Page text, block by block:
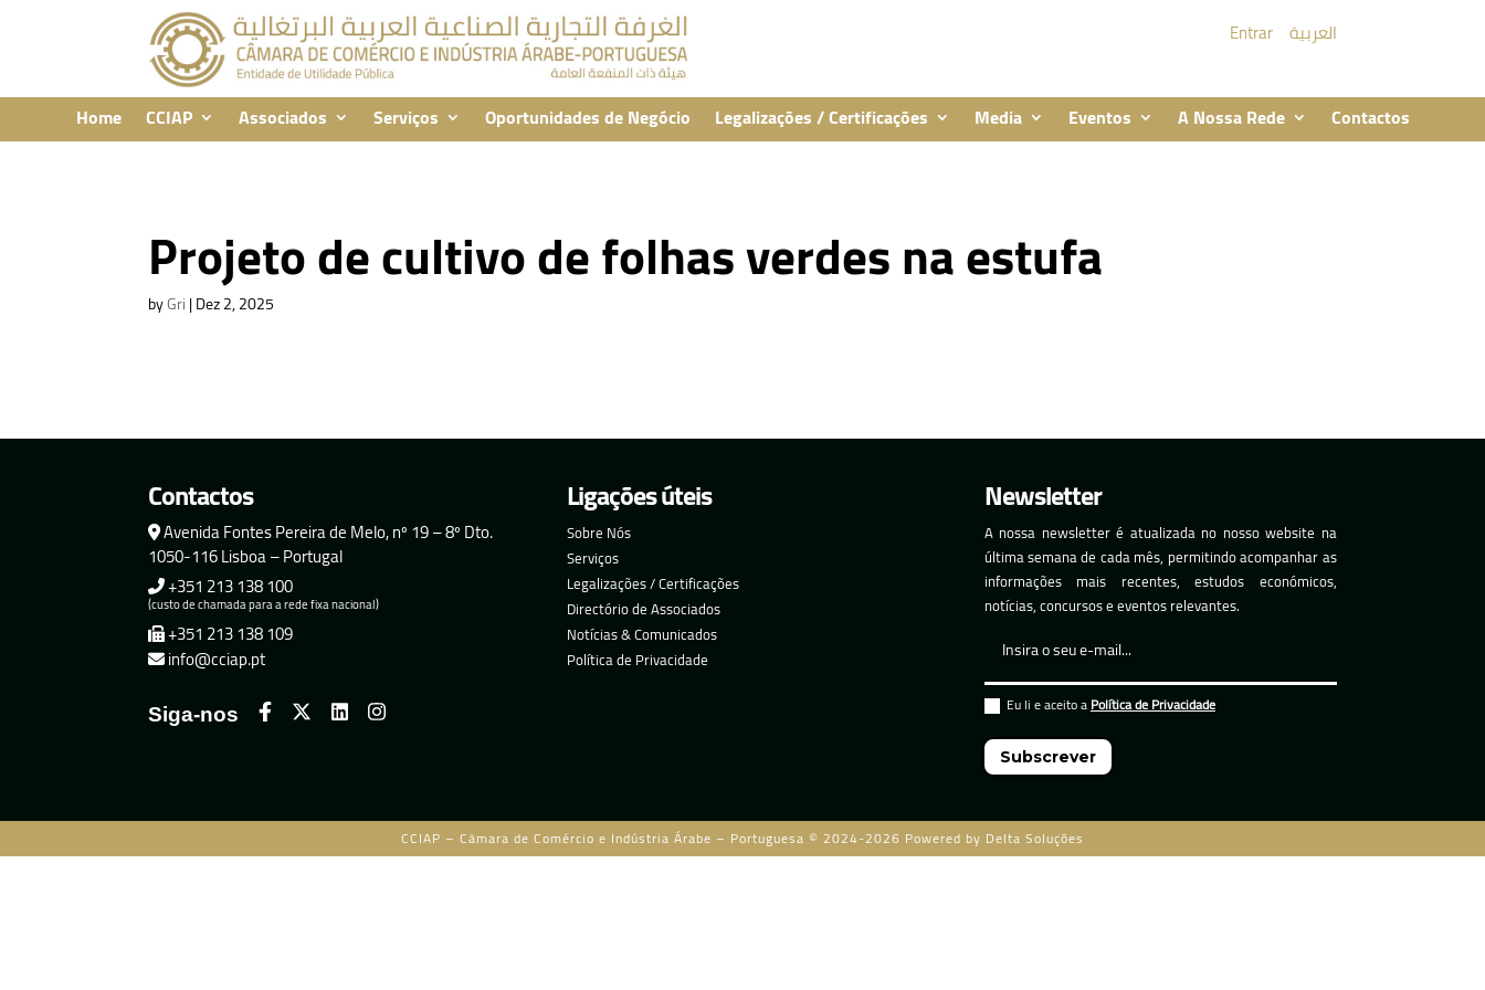
Entrar العربية
Home CCIAP Associados Serviços Oportunidades de Negócio Legalizações / Certificações Media Eventos A Nossa Rede Contactos
Projeto de cultivo de folhas verdes na estufa
byGri|Dez 2, 2025
Contactos
Avenida Fontes Pereira de Melo, nº 19 – 8º Dto.
1050-116 Lisboa – Portugal
+351 213 138 100
(custo de chamada para a rede fixa nacional)
+351 213 138 109
info@cciap.pt
Siga-nos
Ligações úteis
Sobre Nós
Serviços
Legalizações / Certificações
Directório de Associados
Notícias & Comunicados
Política de Privacidade
Newsletter
A nossa newsletter é atualizada no nosso website na
última semana de cada mês, permitindo acompanhar as
informações mais recentes, estudos económicos,
notícias, concursos e eventos relevantes.
Eu li e aceito aPolítica de Privacidade
Subscrever
CCIAP – Câmara de Comércio e Indústria Árabe – Portuguesa © 2024-2026 Powered by Delta Soluções